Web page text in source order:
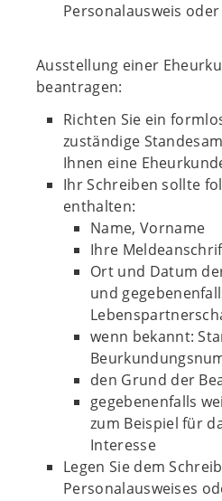
Personalausweis
Ausstellung einer
beantragen:
Richten Sie ein
zuständige
Ihnen eine
Ihr Schreiben sollte
enthalten:
Name, Vorname
Ihre
Ort und Datum
und
wenn bekannt:
den Grund der
gegebenenfalls
zum Beispiel für
Interesse
Legen Sie dem
Personalausweises